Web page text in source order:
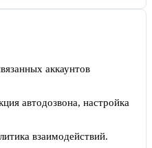
аккаунтов
автодозвона, настройка
взаимодействий.